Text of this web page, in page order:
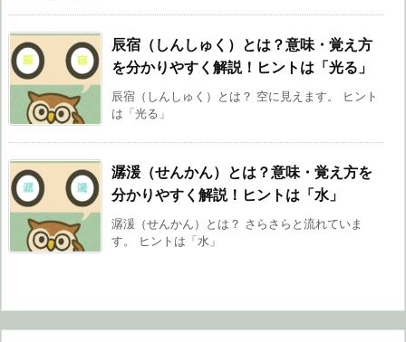
辰宿（しんしゅく）とは？意味・覚え方
を分かりやすく解説！ヒントは「光る」
辰宿（しんしゅく）とは？ 空に見えます。 ヒント
は「光る」
潺湲（せんかん）とは？意味・覚え方を
分かりやすく解説！ヒントは「水」
潺湲（せんかん）とは？ さらさらと流れていま
す。 ヒントは「水」